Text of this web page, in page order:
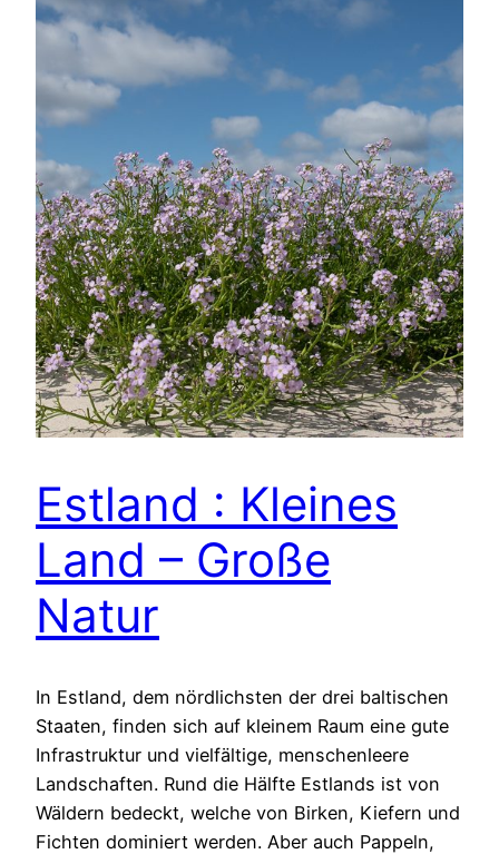
Estland : Kleines
Land – Große
Natur
In Estland, dem nördlichsten der drei baltischen
Staaten, finden sich auf kleinem Raum eine gute
Infrastruktur und vielfältige, menschenleere
Landschaften. Rund die Hälfte Estlands ist von
Wäldern bedeckt, welche von Birken, Kiefern und
Fichten dominiert werden. Aber auch Pappeln,